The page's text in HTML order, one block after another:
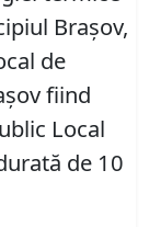
Braşov,
de
fiind
Local
de 10